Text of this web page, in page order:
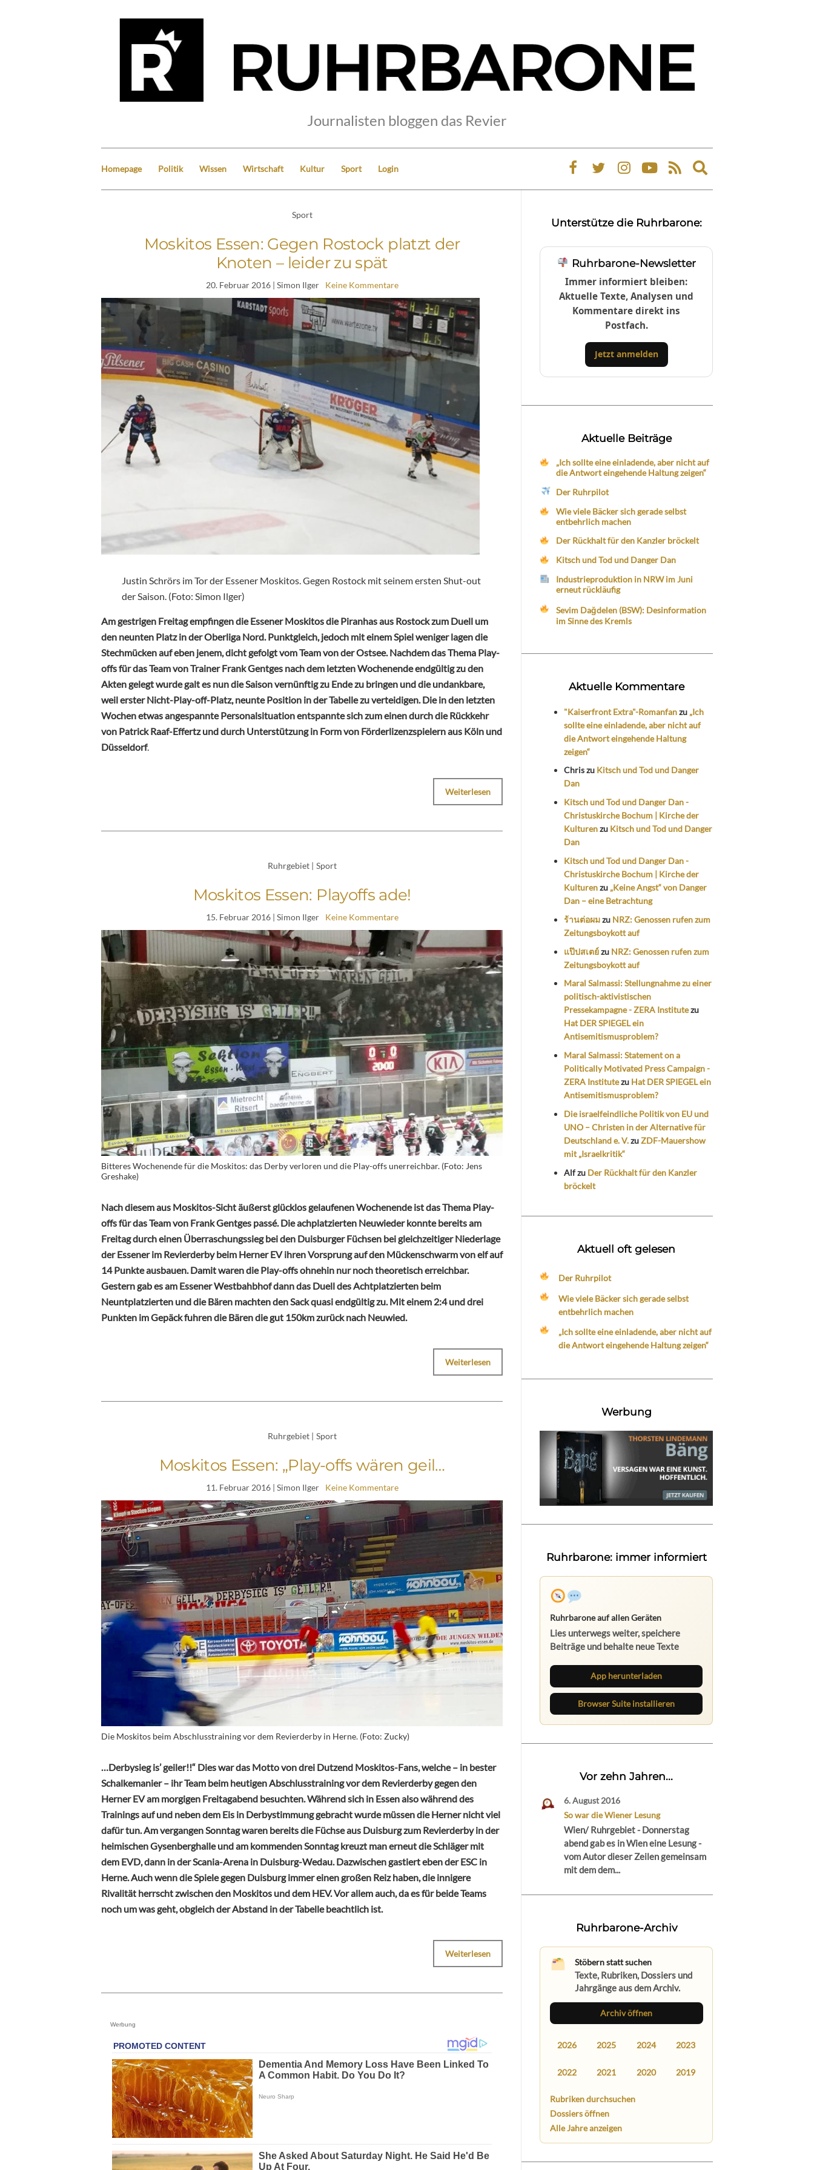
Journalisten bloggen das Revier
Homepage Politik Wissen Wirtschaft Kultur Sport Login
Expand
search
Sport
Moskitos Essen: Gegen Rostock platzt der
Knoten – leider zu spät
20. Februar 2016| Simon Ilger Keine Kommentare
Justin Schrörs im Tor der Essener Moskitos. Gegen Rostock mit seinem ersten Shut-out
der Saison. (Foto: Simon Ilger)
Am gestrigen Freitag empfingen die Essener Moskitos die Piranhas aus Rostock zum Duell um
den neunten Platz in der Oberliga Nord. Punktgleich, jedoch mit einem Spiel weniger lagen die
Stechmücken auf eben jenem, dicht gefolgt vom Team von der Ostsee. Nachdem das Thema Play-
offs für das Team von Trainer Frank Gentges nach dem letzten Wochenende endgültig zu den
Akten gelegt wurde galt es nun die Saison vernünftig zu Ende zu bringen und die undankbare,
weil erster Nicht-Play-off-Platz, neunte Position in der Tabelle zu verteidigen. Die in den letzten
Wochen etwas angespannte Personalsituation entspannte sich zum einen durch die Rückkehr
von Patrick Raaf-Effertz und durch Unterstützung in Form von Förderlizenzspielern aus Köln und
Düsseldorf.
Weiterlesen
Ruhrgebiet | Sport
Moskitos Essen: Playoffs ade!
15. Februar 2016| Simon Ilger Keine Kommentare
Bitteres Wochenende für die Moskitos: das Derby verloren und die Play-offs unerreichbar. (Foto: Jens
Greshake)
Nach diesem aus Moskitos-Sicht äußerst glücklos gelaufenen Wochenende ist das Thema Play-
offs für das Team von Frank Gentges passé. Die achplatzierten Neuwieder konnte bereits am
Freitag durch einen Überraschungssieg bei den Duisburger Füchsen bei gleichzeitiger Niederlage
der Essener im Revierderby beim Herner EV ihren Vorsprung auf den Mückenschwarm von elf auf
14 Punkte ausbauen. Damit waren die Play-offs ohnehin nur noch theoretisch erreichbar.
Gestern gab es am Essener Westbahbhof dann das Duell des Achtplatzierten beim
Neuntplatzierten und die Bären machten den Sack quasi endgültig zu. Mit einem 2:4 und drei
Punkten im Gepäck fuhren die Bären die gut 150km zurück nach Neuwied.
Weiterlesen
Ruhrgebiet | Sport
Moskitos Essen: „Play-offs wären geil…
11. Februar 2016| Simon Ilger Keine Kommentare
Die Moskitos beim Abschlusstraining vor dem Revierderby in Herne. (Foto: Zucky)
…Derbysieg is’ geiler!!“ Dies war das Motto von drei Dutzend Moskitos-Fans, welche – in bester
Schalkemanier – ihr Team beim heutigen Abschlusstraining vor dem Revierderby gegen den
Herner EV am morgigen Freitagabend besuchten. Während sich in Essen also während des
Trainings auf und neben dem Eis in Derbystimmung gebracht wurde müssen die Herner nicht viel
dafür tun. Am vergangen Sonntag waren bereits die Füchse aus Duisburg zum Revierderby in der
heimischen Gysenberghalle und am kommenden Sonntag kreuzt man erneut die Schläger mit
dem EVD, dann in der Scania-Arena in Duisburg-Wedau. Dazwischen gastiert eben der ESC in
Herne. Auch wenn die Spiele gegen Duisburg immer einen großen Reiz haben, die innigere
Rivalität herrscht zwischen den Moskitos und dem HEV. Vor allem auch, da es für beide Teams
noch um was geht, obgleich der Abstand in der Tabelle beachtlich ist.
Weiterlesen
Werbung
Unterstütze die Ruhrbarone:
Ruhrbarone-Newsletter
Immer informiert bleiben:
Aktuelle Texte, Analysen und
Kommentare direkt ins
Postfach.
Jetzt anmelden
Aktuelle Beiträge
„Ich sollte eine einladende, aber nicht auf
die Antwort eingehende Haltung zeigen“
Der Ruhrpilot
Wie viele Bäcker sich gerade selbst
entbehrlich machen
Der Rückhalt für den Kanzler bröckelt
Kitsch und Tod und Danger Dan
Industrieproduktion in NRW im Juni
erneut rückläufig
Sevim Dağdelen (BSW): Desinformation
im Sinne des Kremls
Aktuelle Kommentare
"Kaiserfront Extra"-Romanfanzu „Ich
sollte eine einladende, aber nicht auf
die Antwort eingehende Haltung
zeigen“
Chriszu Kitsch und Tod und Danger
Dan
Kitsch und Tod und Danger Dan -
Christuskirche Bochum | Kirche der
Kulturenzu Kitsch und Tod und Danger
Dan
Kitsch und Tod und Danger Dan -
Christuskirche Bochum | Kirche der
Kulturenzu „Keine Angst“ von Danger
Dan – eine Betrachtung
ร้านต่อผมzu NRZ: Genossen rufen zum
Zeitungsboykott auf
แป๊ปสเตย์zu NRZ: Genossen rufen zum
Zeitungsboykott auf
Maral Salmassi: Stellungnahme zu einer
politisch-aktivistischen
Pressekampagne - ZERA Institutezu
Hat DER SPIEGEL ein
Antisemitismusproblem?
Maral Salmassi: Statement on a
Politically Motivated Press Campaign -
ZERA Institutezu Hat DER SPIEGEL ein
Antisemitismusproblem?
Die israelfeindliche Politik von EU und
UNO – Christen in der Alternative für
Deutschland e. V.zuZDF-Mauershow
mit „Israelkritik“
Alfzu Der Rückhalt für den Kanzler
bröckelt
Aktuell oft gelesen
Der Ruhrpilot
Wie viele Bäcker sich gerade selbst
entbehrlich machen
„Ich sollte eine einladende, aber nicht auf
die Antwort eingehende Haltung zeigen“
Werbung
Ruhrbarone: immer informiert
Ruhrbarone auf allen Geräten
Lies unterwegs weiter, speichere
Beiträge und behalte neue Texte
App herunterladen
Browser Suite installieren
Vor zehn Jahren...
6. August 2016
So war die Wiener Lesung
Wien/ Ruhrgebiet - Donnerstag
abend gab es in Wien eine Lesung -
vom Autor dieser Zeilen gemeinsam
mit dem dem...
Ruhrbarone-Archiv
Stöbern statt suchen
Texte, Rubriken, Dossiers und
Jahrgänge aus dem Archiv.
Archiv öffnen
2026 2025 2024 2023
2022 2021 2020 2019
Rubriken durchsuchen
Dossiers öffnen
Alle Jahre anzeigen